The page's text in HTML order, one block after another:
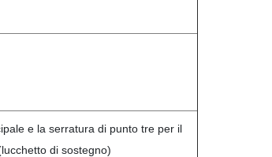
e la serratura di punto tre per il
di sostegno)